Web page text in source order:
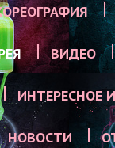
ВИДЕО
ИНТЕРЕСНОЕ
НОВОСТИ